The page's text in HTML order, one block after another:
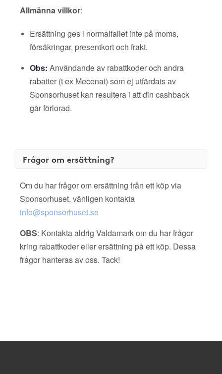
Allmänna villkor:
Ersättning ges i normalfallet inte på moms,
försäkringar, presentkort och frakt.
Obs: Användande av rabattkoder och andra
rabatter (t ex Mecenat) som ej utfärdats av
Sponsorhuset kan resultera i att din cashback
går förlorad.
Frågor om ersättning?
Om du har frågor om ersättning från ett köp via
Sponsorhuset, vänligen kontakta
info@sponsorhuset.se
OBS: Kontakta aldrig Valdamark om du har frågor
kring rabattkoder eller ersättning på ett köp. Dessa
frågor hanteras av oss. Tack!